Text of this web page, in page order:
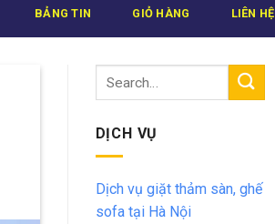
BẢNG TIN GIỎ HÀNG LIÊN HỆ
DỊCH VỤ
Dịch vụ giặt thảm sàn, ghế
sofa tại Hà Nội